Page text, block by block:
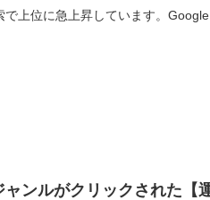
上位に急上昇しています。Google
ンルがクリックされた【